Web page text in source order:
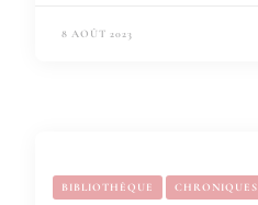
8 AOÛT 2023
BIBLIOTHÈQUE CHRONIQUES